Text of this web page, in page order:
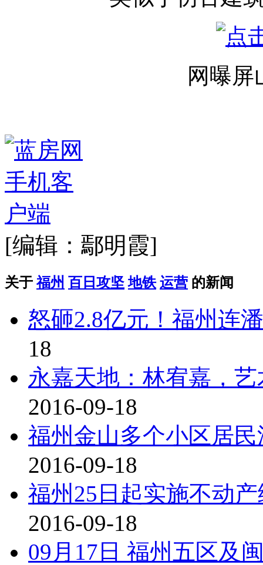
网曝屏
[编辑：鄢明霞]
关于 福州 百日攻坚 地铁 运营 的新闻
怒砸2.8亿元！福州连
18
永嘉天地：林宥嘉，
2016-09-18
福州金山多个小区居
2016-09-18
福州25日起实施不动
2016-09-18
09月17日 福州五区及